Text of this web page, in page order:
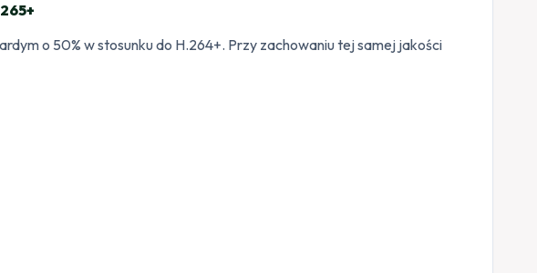
o 50% w stosunku do H.264+. Przy zachowaniu tej samej jakości